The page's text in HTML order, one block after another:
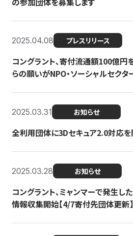
2025.04.08 プレスリリース
コングラント、寄付流通額100億円
らの願いがNPO・ソーシャルセクタ
2025.03.31 お知らせ
全利用団体に3Dセキュア2.0対応を
2025.03.28 お知らせ
コングラント、ミャンマーで発生し
情報収集開始【4/7寄付先団体更新】